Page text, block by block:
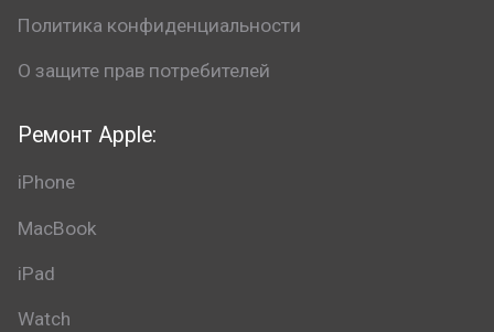
Ремонт Apple:
iPhone
MacBook
iPad
Watch
Политика конфиденциальности
О защите прав потребителей